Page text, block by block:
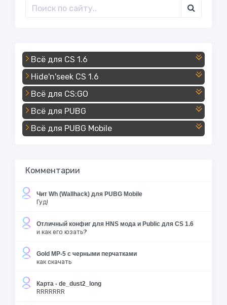
Всё для CS 1.6
Hide'n'seek CS 1.6
Всё для CS:GO
Всё для PUBG
Всё для PUBG Mobile
Комментарии
Чит Wh (Wallhack) для PUBG Mobile
Гуд!
Отличный конфиг для HNS мода и Public для CS 1.6
и как его юзать?
Gold MP-5 с черными перчатками
как скачать
Карта - de_dust2_long
RRRRRRR